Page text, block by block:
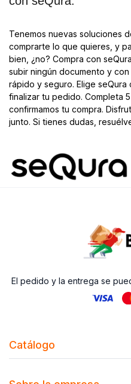
Tenemos nuevas soluciones
comprarte lo que quieres, y
bien, ¿no? Compra con
subir ningún documento y con
rápido y seguro. Elige
finalizar tu pedido. Completa
confirmamos tu compra.
junto. Si tienes dudas,
El pedido y la entrega se
Catálogo